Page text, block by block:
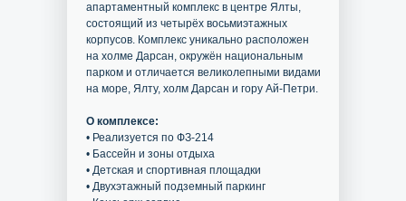
апартаментный комплекс в центре Ялты,
состоящий из четырёх восьмиэтажных
корпусов. Комплекс уникально расположен
на холме Дарсан, окружён национальным
парком и отличается великолепными видами
на море, Ялту, холм Дарсан и гору Ай-Петри.
О комплексе:
• Реализуется по ФЗ-214
• Бассейн и зоны отдыха
• Детская и спортивная площадки
• Двухэтажный подземный паркинг